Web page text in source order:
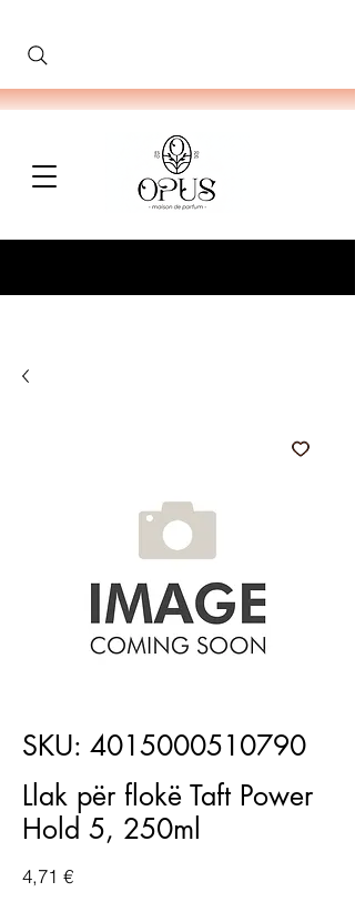
SKU: 4015000510790
Llak për flokë Taft Power
Hold 5, 250ml
4,71 €Price